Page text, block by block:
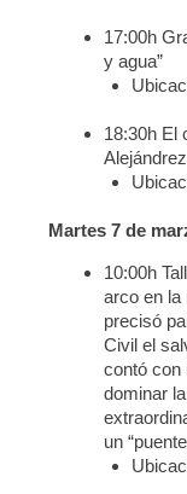
17:00h
y agua”
18:30h El
Alejándrez
Martes 7 de
10:00h
arco en la
precisó
Civil el
contó con
dominar
un